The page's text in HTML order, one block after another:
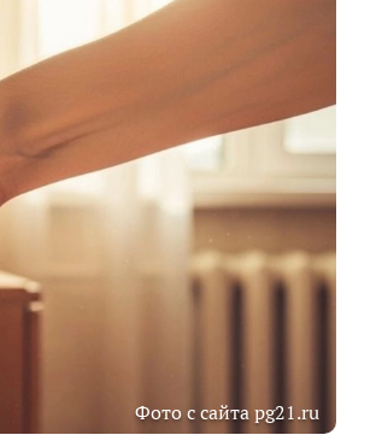
Фото с сайта pg21.ru